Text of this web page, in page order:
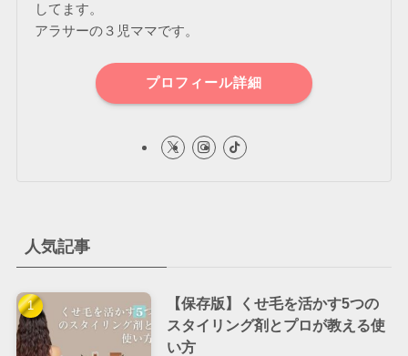
してます。
アラサーの３児ママです。
プロフィール詳細
人気記事
【保存版】くせ毛を活かす5つの
スタイリング剤とプロが教える使
い方